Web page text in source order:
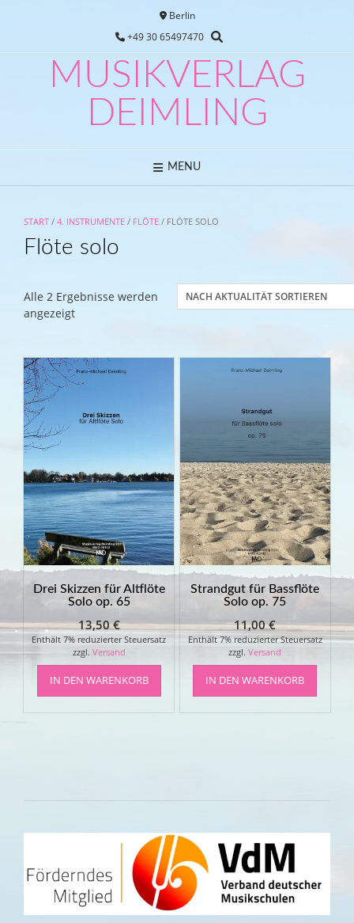
Berlin
+49 30 65497470
MUSIKVERLAG
DEIMLING
MENU
START / 4. INSTRUMENTE / FLÖTE / FLÖTE SOLO
Flöte solo
Alle 2 Ergebnisse werden
angezeigtNach
Drei Skizzen für Altflöte
Solo op. 65
13,50€
Enthält 7% reduzierter Steuersatz
zzgl. Versand
IN DEN WARENKORB
Strandgut für Bassflöte
Solo op. 75
11,00€
Enthält 7% reduzierter Steuersatz
zzgl.Versand
IN DEN WARENKORB